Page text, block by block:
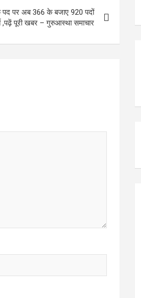
पद पर अब 366 के बजाए 920 पदों
,पढ़ें पूरी खबर – गुरुआस्था समाचार